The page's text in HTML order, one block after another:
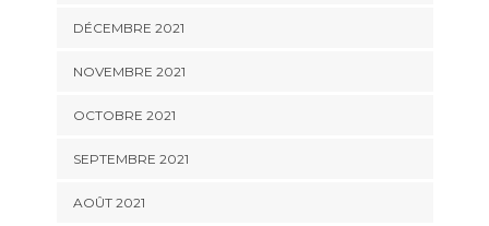
DÉCEMBRE 2021
NOVEMBRE 2021
OCTOBRE 2021
SEPTEMBRE 2021
AOÛT 2021